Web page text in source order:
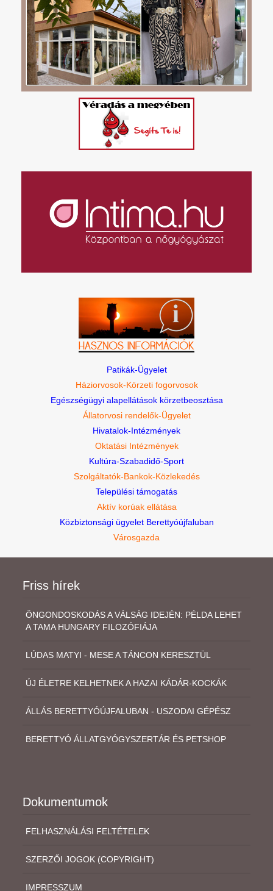
Patikák-Ügyelet
Háziorvosok-Körzeti fogorvosok
Egészségügyi alapellátások körzetbeosztása
Állatorvosi rendelők-Ügyelet
Hivatalok-Intézmények
Oktatási Intézmények
Kultúra-Szabadidő-Sport
Szolgáltatók-Bankok-Közlekedés
Települési támogatás
Aktív korúak ellátása
Közbiztonsági ügyelet Berettyóújfaluban
Városgazda
Friss hírek
ÖNGONDOSKODÁS A VÁLSÁG IDEJÉN: PÉLDA LEHET
A TAMA HUNGARY FILOZÓFIÁJA
LÚDAS MATYI - MESE A TÁNCON KERESZTÜL
ÚJ ÉLETRE KELHETNEK A HAZAI KÁDÁR-KOCKÁK
ÁLLÁS BERETTYÓÚJFALUBAN - USZODAI GÉPÉSZ
BERETTYÓ ÁLLATGYÓGYSZERTÁR ÉS PETSHOP
Dokumentumok
FELHASZNÁLÁSI FELTÉTELEK
SZERZŐI JOGOK (COPYRIGHT)
IMPRESSZUM